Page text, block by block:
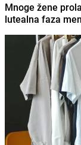
Mnoge žene
lutealna faza